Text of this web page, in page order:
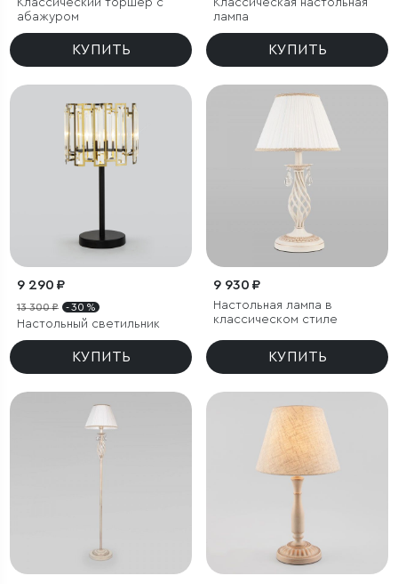
Классический торшер с
абажуром
КУПИТЬ
Классическая настольная
лампа
КУПИТЬ
9 290 ₽
13 300 ₽ - 30 %
Настольный светильник
КУПИТЬ
9 930 ₽
Настольная лампа в
классическом стиле
КУПИТЬ